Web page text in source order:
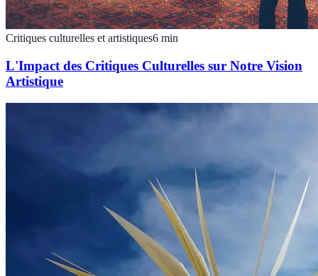
Critiques culturelles et artistiques6 min
L'Impact des Critiques Culturelles sur Notre Vision
Artistique